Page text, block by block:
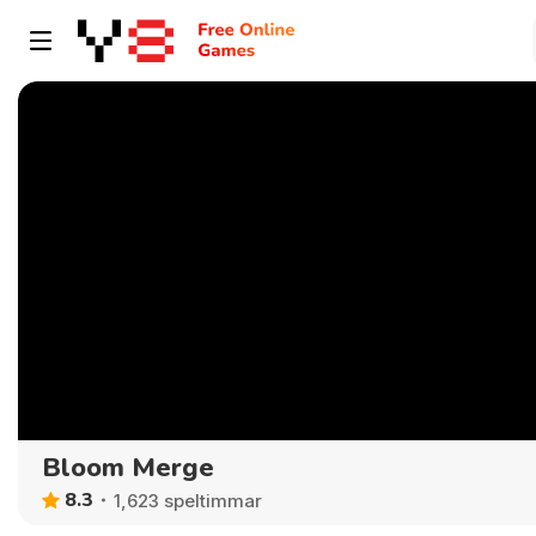
Bloom Merge
8.3 1,623 speltimmar